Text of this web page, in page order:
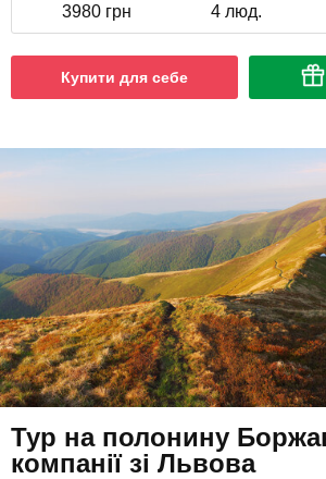
3980 грн 4 люд.
Купити для себе
Тур на полонину
компанії зі Львова